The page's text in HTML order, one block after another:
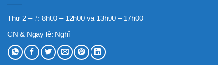
Thứ 2 – 7: 8h00 – 12h00 và 13h00 – 17h00
CN & Ngày lễ: Nghỉ